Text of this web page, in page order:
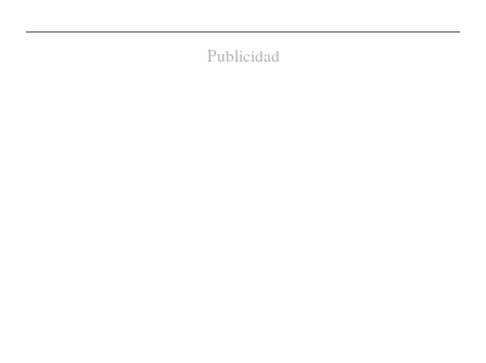
Publicidad